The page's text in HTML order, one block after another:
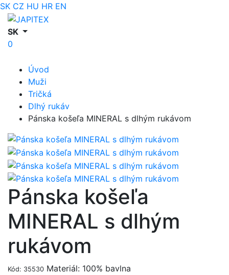
SK CZ HU HR EN
SK
0
Úvod
Muži
Tričká
Dlhý rukáv
Pánska košeľa MINERAL s dlhým rukávom
Pánska košeľa
MINERAL s dlhým
rukávom
Kód: 35530 Materiál: 100% bavlna